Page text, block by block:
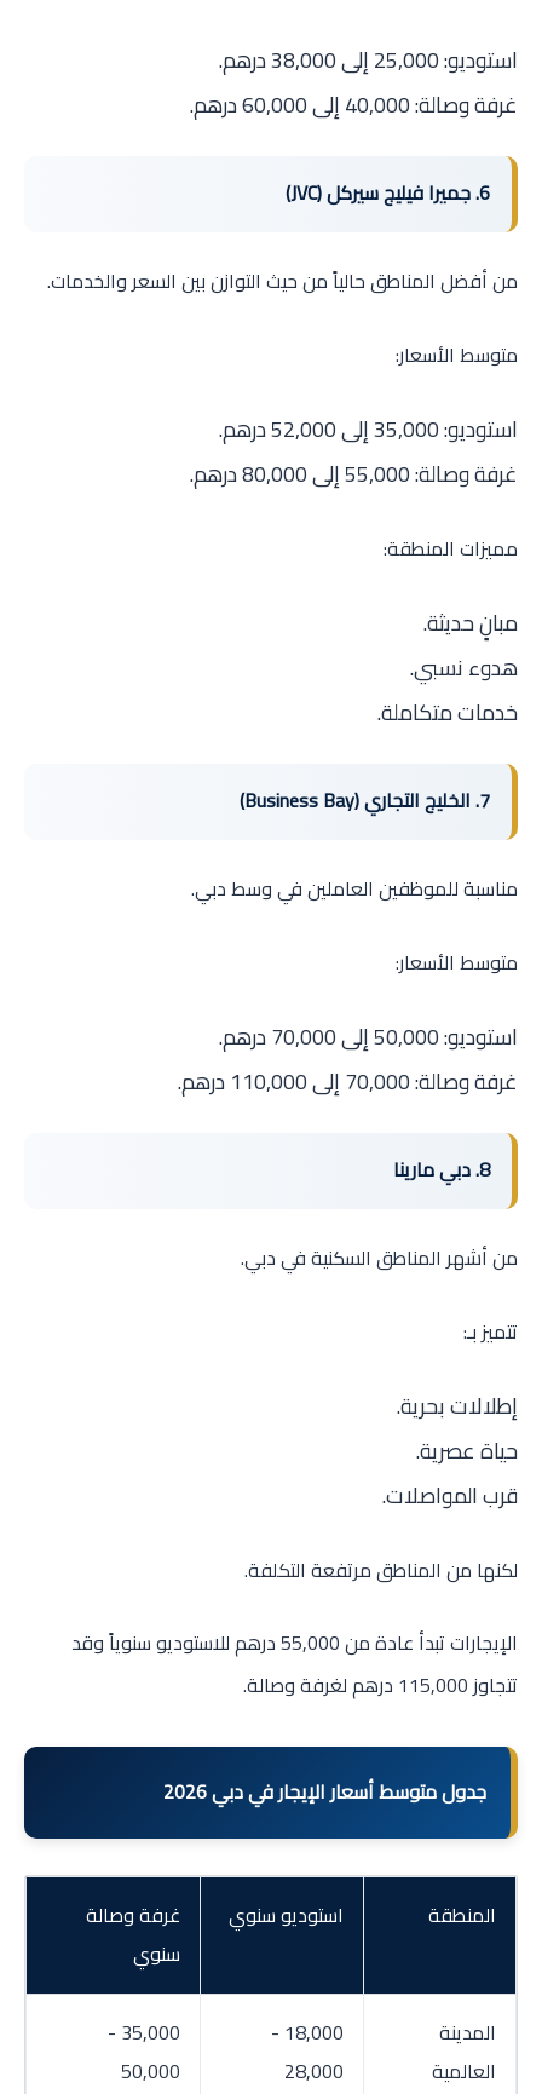
استوديو: 25,000 إلى 38,000 درهم.
غرفة وصالة: 40,000 إلى 60,000 درهم.
6. جميرا فيليج سيركل (JVC)
من أفضل المناطق حالياً من حيث التوازن بين السعر والخدمات.
متوسط الأسعار:
استوديو: 35,000 إلى 52,000 درهم.
غرفة وصالة: 55,000 إلى 80,000 درهم.
مميزات المنطقة:
مبانٍ حديثة.
هدوء نسبي.
خدمات متكاملة.
7. الخليج التجاري (Business Bay)
مناسبة للموظفين العاملين في وسط دبي.
متوسط الأسعار:
استوديو: 50,000 إلى 70,000 درهم.
غرفة وصالة: 70,000 إلى 110,000 درهم.
8. دبي مارينا
من أشهر المناطق السكنية في دبي.
تتميز بـ:
إطلالات بحرية.
حياة عصرية.
قرب المواصلات.
لكنها من المناطق مرتفعة التكلفة.
الإيجارات تبدأ عادة من 55,000 درهم للاستوديو سنوياً وقد
تتجاوز 115,000 درهم لغرفة وصالة.
جدول متوسط أسعار الإيجار في دبي 2026
المنطقة استوديو سنوي
غرفة وصالة
سنوي
المدينة
العالمية
18,000 -
28,000
35,000 -
50,000